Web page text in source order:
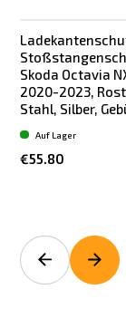
Skoda Octavia
2020-2023,
Stahl, Silber,
€55.80
Auf Lager